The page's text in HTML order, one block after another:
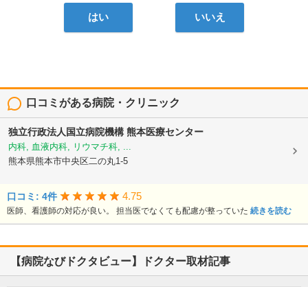
はい いいえ
口コミがある病院・クリニック
独立行政法人国立病院機構熊本医療センター
内科, 血液内科, リウマチ科, ...
熊本県熊本市中央区二の丸1-5
口コミ: 4件 4.75
医師、看護師の対応が良い。 担当医でなくても配慮が整っていた 続きを読む
【病院なびドクタビュー】ドクター取材記事